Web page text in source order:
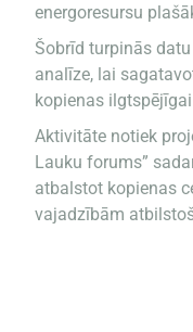
energoresursu
Šobrīd turpinās
analīze, lai
kopienas
Aktivitāte notiek
Lauku forums”
atbalstot kopienas
vajadzībām